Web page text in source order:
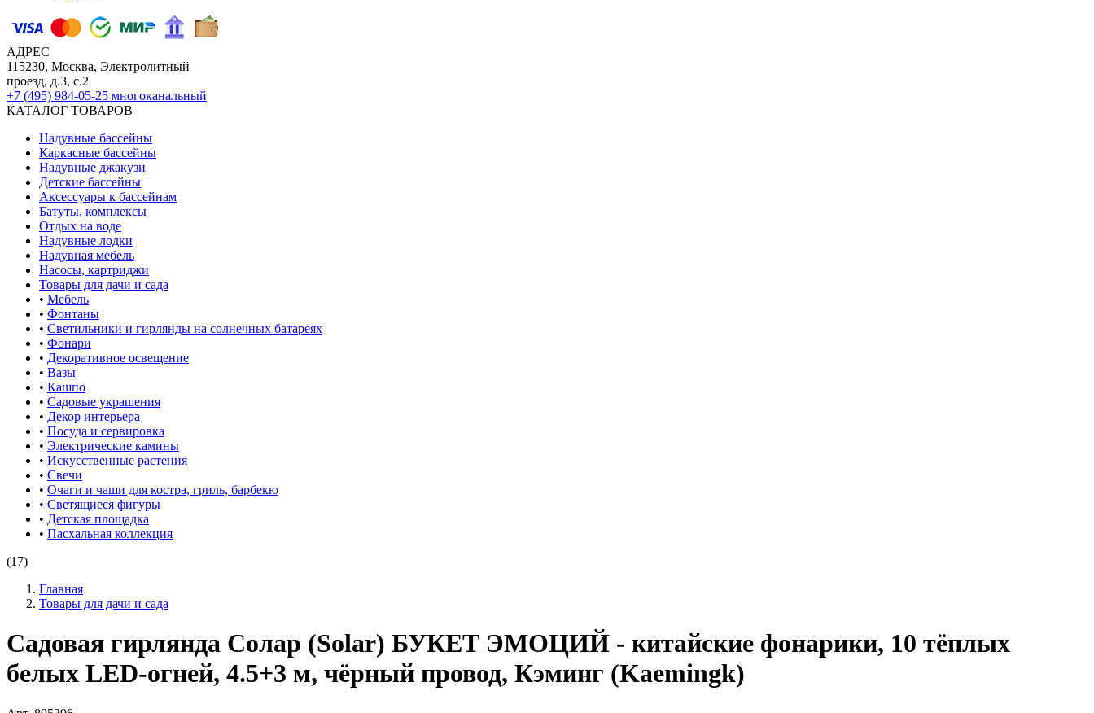
АДРЕС
115230, Москва, Электролитный
проезд, д.3, с.2
+7 (495) 984-05-25 многоканальный
КАТАЛОГ ТОВАРОВ
Надувные бассейны
Каркасные бассейны
Надувные джакузи
Детские бассейны
Аксессуары к бассейнам
Батуты, комплексы
Отдых на воде
Надувные лодки
Надувная мебель
Насосы, картриджи
Товары для дачи и сада
• Мебель
• Фонтаны
• Светильники и гирлянды на солнечных батареях
• Фонари
• Декоративное освещение
• Вазы
• Кашпо
• Садовые украшения
• Декор интерьера
• Посуда и сервировка
• Электрические камины
• Искусственные растения
• Свечи
• Очаги и чаши для костра, гриль, барбекю
• Светящиеся фигуры
• Детская площадка
• Пасхальная коллекция
(17)
Главная
Товары для дачи и сада
Садовая гирлянда Солар (Solar) БУКЕТ ЭМОЦИЙ - китайские фонарики, 10 тёплых
белых LED-огней, 4.5+3 м, чёрный провод, Кэминг (Kaemingk)